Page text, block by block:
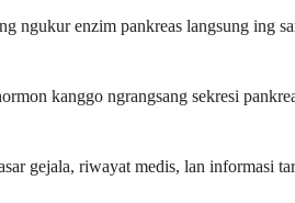
ngukur enzim pankreas langsung
kanggo ngrangsang sekresi
gejala, riwayat medis, lan informasi